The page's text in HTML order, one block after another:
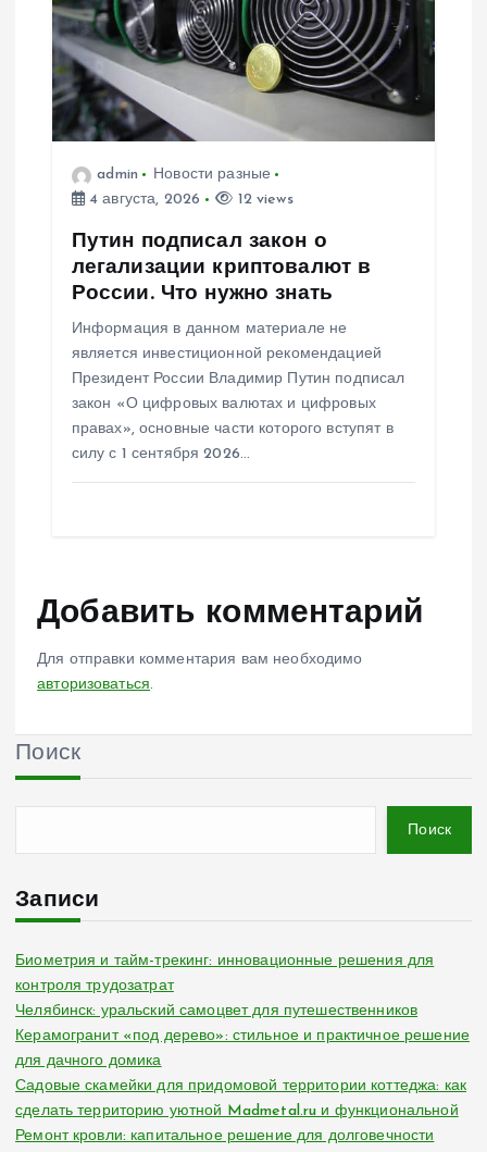
admin
Новости разные
4 августа, 2026
12 views
Путин подписал закон о
легализации криптовалют в
России. Что нужно знать
Информация в данном материале не
является инвестиционной рекомендацией
Президент России Владимир Путин подписал
закон «О цифровых валютах и цифровых
правах», основные части которого вступят в
силу с 1 сентября 2026…
Добавить комментарий
Для отправки комментария вам необходимо
авторизоваться.
Поиск
Поиск
Записи
Биометрия и тайм-трекинг: инновационные решения для
контроля трудозатрат
Челябинск: уральский самоцвет для путешественников
Керамогранит «под дерево»: стильное и практичное решение
для дачного домика
Садовые скамейки для придомовой территории коттеджа: как
сделать территорию уютной Madmetal.ru и функциональной
Ремонт кровли: капитальное решение для долговечности